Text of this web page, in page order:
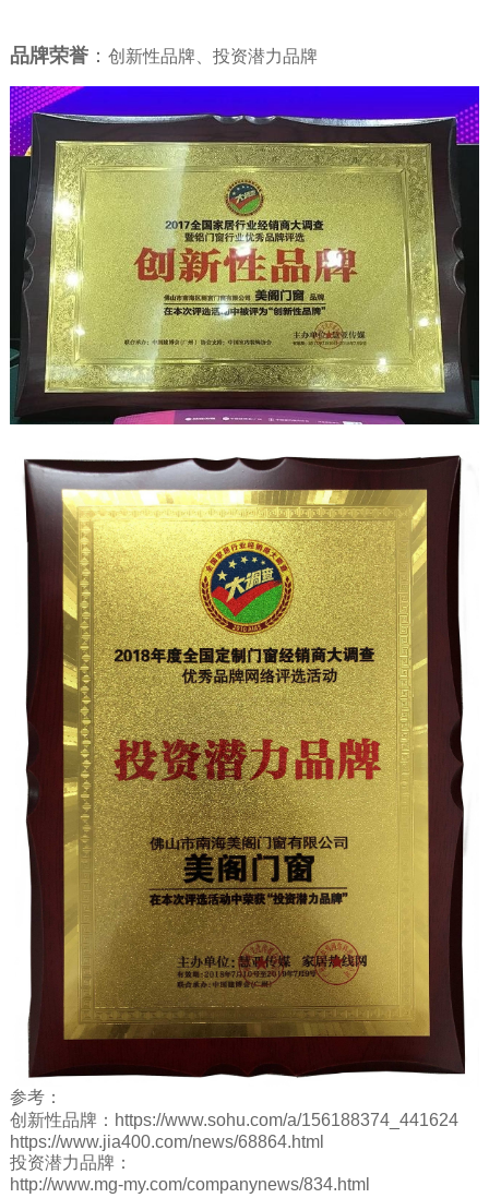
品牌荣誉： 创新性品牌、投资潜力品牌
参考：
创新性品牌：https://www.sohu.com/a/156188374_441624
https://www.jia400.com/news/68864.html
投资潜力品牌：
http://www.mg-my.com/companynews/834.html